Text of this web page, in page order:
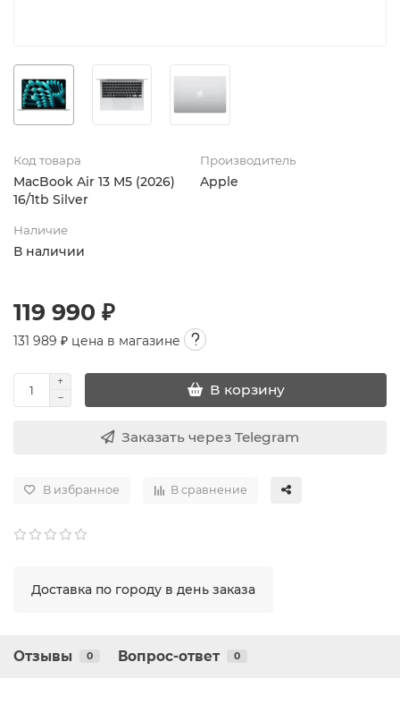
Код товара
MacBook Air 13 M5 (2026)
16/1tb Silver
Производитель
Apple
Наличие
В наличии
119 990 ₽
131 989 ₽ цена в магазине
В корзину
Заказать через Telegram
В избранное В сравнение
Доставка по городу в день заказа
Отзывы 0 Вопрос-ответ 0